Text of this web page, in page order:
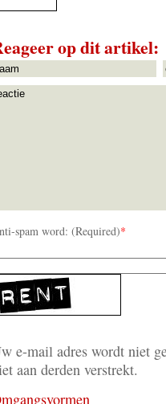
op dit artikel:
spam word: (Required)*
e-mail adres wordt niet
aan derden verstrekt.